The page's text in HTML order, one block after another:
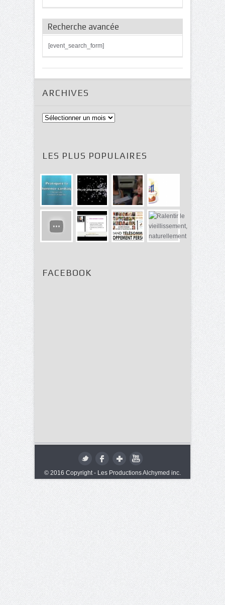
Recherche avancée
[event_search_form]
ARCHIVES
Archives
LES PLUS POPULAIRES
FACEBOOK
© 2016 Copyright - Les Productions Alchymed inc.